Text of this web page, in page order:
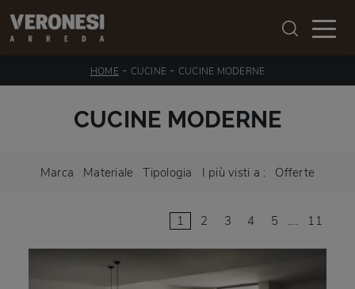
HOME - CUCINE - CUCINE MODERNE
CUCINE MODERNE
Marca Materiale Tipologia I più visti a : Offerte
1 2 3 4 5 .... 11